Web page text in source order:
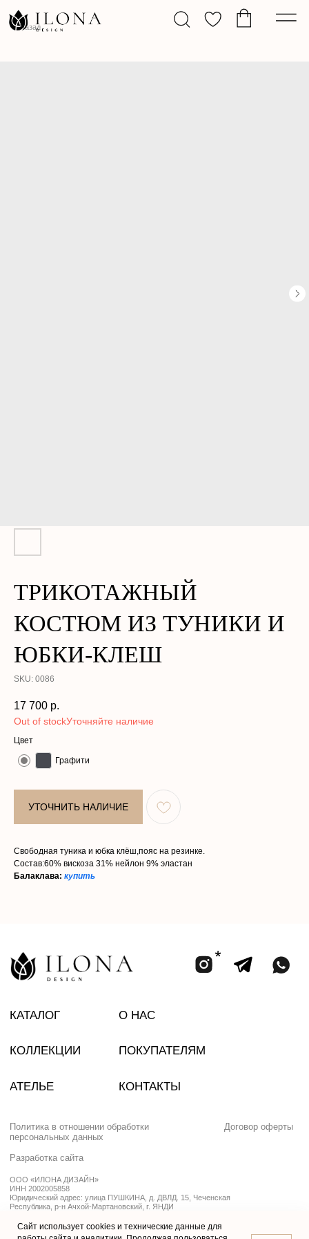
Назад
ТРИКОТАЖНЫЙ
КОСТЮМ ИЗ ТУНИКИ И
ЮБКИ-КЛЕШ
SKU: 0086
17 700 р.
Out of stock
Цвет
Графити
УТОЧНИТЬ НАЛИЧИЕ
Свободная туника и юбка клёш,пояс на резинке.
Состав:60% вискоза 31% нейлон 9% эластан
Балаклава: купить
ИНН 2002005858
Юридический адрес: улица ПУШКИНА, д. ДВЛД. 15, Чеченская
Республика, р-н Ачхой-Мартановский, г. ЯНДИ
Email: bisultanova.i@bk.ru
Политика в отношении обработки
персональных данных
КАТАЛОГ
КОЛЛЕКЦИИ
О НАС
Договор оферты
Сайт использует cookies и технические данные для